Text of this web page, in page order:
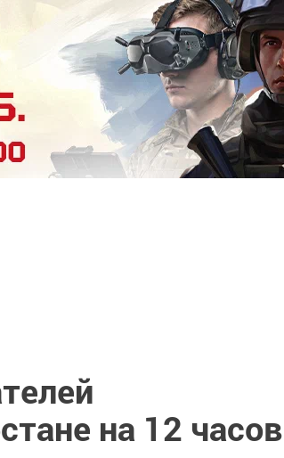
на 12 часов